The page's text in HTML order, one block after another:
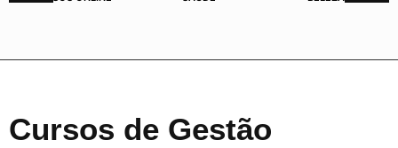
Cursos de Gestão